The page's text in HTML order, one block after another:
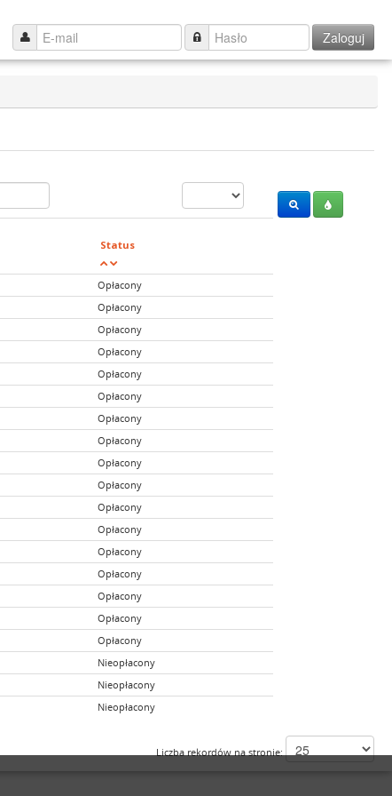
Zaloguj
Status
Opłacony
Opłacony
Opłacony
Opłacony
Opłacony
Opłacony
Opłacony
Opłacony
Opłacony
Opłacony
Opłacony
Opłacony
Opłacony
Opłacony
Opłacony
Opłacony
Opłacony
Nieopłacony
Nieopłacony
Nieopłacony
Liczba rekordów na stronie: